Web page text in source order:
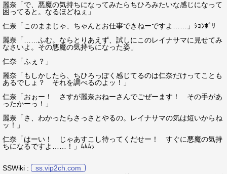
麗奈「で、悪魔の気持ちになってみたらちひろみたいな感じになって
困ってると。なるほどねぇ」
仁奈「このままじゃ、ちゃんとお仕事できねーですよ……」ｼｮﾝﾎﾞﾘ
麗奈「……ふむ。ならとりあえず、試しにこのレイナサマに見せてみ
なさいよ。その悪魔の気持ちになった姿」
仁奈「ふぇ？」
麗奈「もしかしたら、ちひろっぽく感じてるのは仁奈だけってことも
あるでしょ？ それを調べるのよッ！」
仁奈「おぉー！ さすが麗奈おねーさんでごぜーます！ その手があ
ったかーっ！」
麗奈「さ、わかったらさっさとやるの。レイナサマの気は短いからね
ッ！」
仁奈「はーい！ じゃあすこし待ってくだせー！ すぐに悪魔の気持
ちになるですよ……！」ﾑﾑﾑｯ
SSWiki : ss.vip2ch.com